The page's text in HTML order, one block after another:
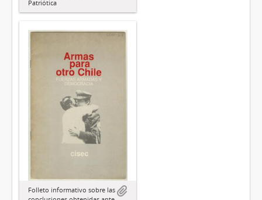
Patriótica
Folleto informativo sobre las